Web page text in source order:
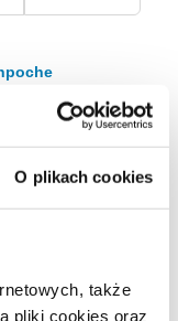
O plikach cookies
także
pliki cookies oraz
Sortuj
Na stronie